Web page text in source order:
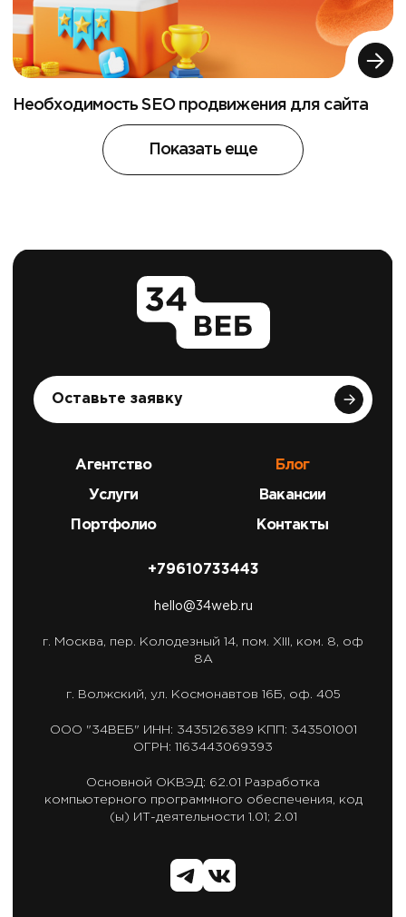
Необходимость SEO продвижения для сайта
Показать еще
Оставьте заявку
Агентство
Услуги
Портфолио
Блог
Вакансии
Контакты
+79610733443
hello@34web.ru
г. Москва, пер. Колодезный 14, пом. XIII, ком. 8, оф
8А
г. Волжский, ул. Космонавтов 16Б, оф. 405
ООО "34ВЕБ" ИНН: 3435126389 КПП: 343501001
ОГРН: 1163443069393
Основной ОКВЭД: 62.01
Разработка
компьютерного программного обеспечения, код
(ы) ИТ-деятельности 1.01; 2.01